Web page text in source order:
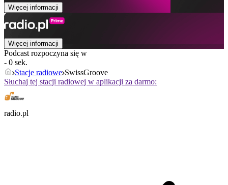
Więcej informacji
Więcej informacji
Podcast rozpoczyna się w
- 0 sek.
Stacje radiowe SwissGroove
Słuchaj tej stacji radiowej w aplikacji za darmo:
radio.pl